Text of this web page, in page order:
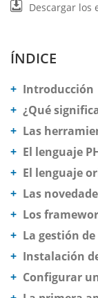
Descargar los
ÍNDICE
Introducción
¿Qué
Las
El lenguaje
El lenguaje
Las
Los
La gestión
Instalación
Configurar